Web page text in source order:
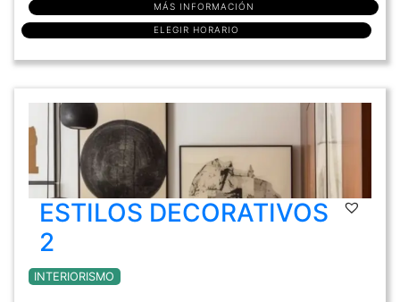
MÁS INFORMACIÓN
ELEGIR HORARIO
ESTILOS DECORATIVOS
2
INTERIORISMO